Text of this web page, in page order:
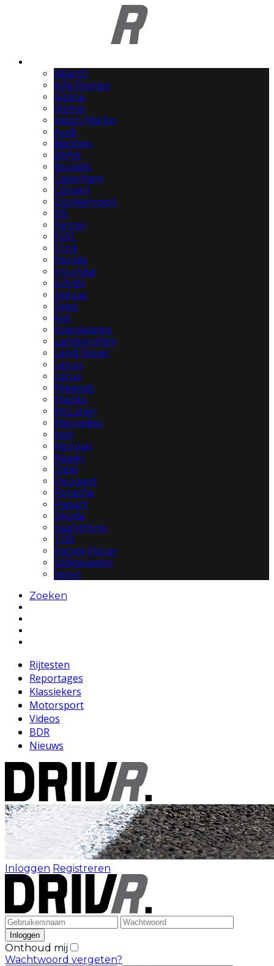
Abarth
Alfa Romeo
Alpina
Alpine
Aston Martin
Audi
Bentley
BMW
Bugatti
Caterham
Citroën
Donkervoort
DS
Ferrari
FIAT
Ford
Honda
Hyundai
Infiniti
Jaguar
Jeep
KIA
Koenigsegg
Lamborghini
Land Rover
Lexus
Lotus
Maserati
Mazda
McLaren
Mercedes
Mini
Morgan
Nissan
Opel
Peugeot
Porsche
Pagani
Skoda
SsangYong
TVR
Range Rover
Volkswagen
Volvo
Zoeken
Rijtesten
Reportages
Klassiekers
Motorsport
Videos
BDR
Nieuws
Inloggen Registreren
Onthoud mij
Wachtwoord vergeten?